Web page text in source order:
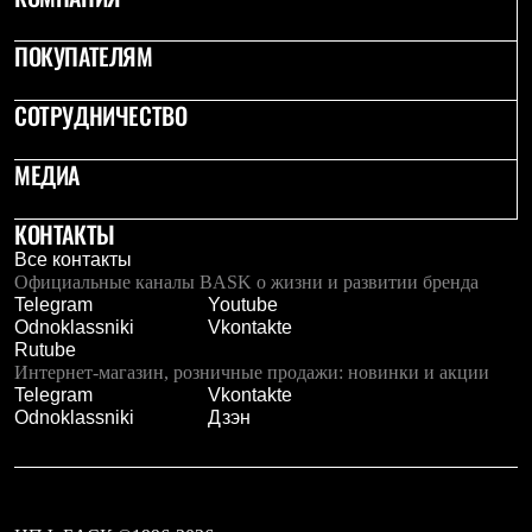
С синтетическим утеплителем
Аксессуары для спальников
Сумки и баулы
Кошельки
Сумки
Полезные аксессуары
Книги
Еда
Коврики
Обувь
Женская обувь
Сапоги
Ботинки
Мужская обувь
Ботинки
Кроссовки
Сапоги
Гамаши
ПОКУПАТЕЛЯМ
СОТРУДНИЧЕСТВО
МЕДИА
КОНТАКТЫ
Все контакты
Официальные каналы BASK о жизни и развитии бренда
Telegram
Youtube
Odnoklassniki
Vkontakte
Rutube
Интернет-магазин, розничные продажи: новинки и акции
Telegram
Vkontakte
Odnoklassniki
Дзэн